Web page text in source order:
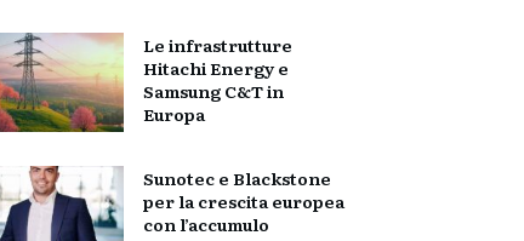
Le infrastrutture
Hitachi Energy e
Samsung C&T in
Europa
Sunotec e Blackstone
per la crescita europea
con l’accumulo